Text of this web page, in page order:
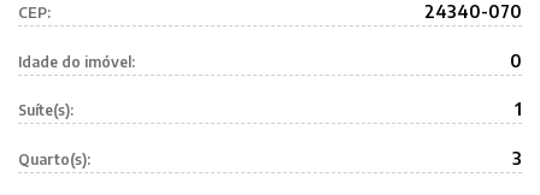
CEP: 24340-070
Idade do imóvel: 0
Suíte(s): 1
Quarto(s): 3